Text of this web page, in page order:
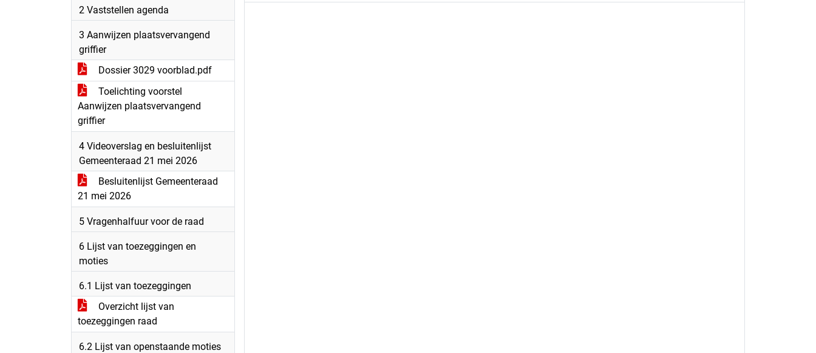
2 Vaststellen agenda
3 Aanwijzen plaatsvervangend
griffier
Dossier 3029 voorblad.pdf
Toelichting voorstel
Aanwijzen plaatsvervangend
griffier
4 Videoverslag en besluitenlijst
Gemeenteraad 21 mei 2026
Besluitenlijst Gemeenteraad
21 mei 2026
5 Vragenhalfuur voor de raad
6 Lijst van toezeggingen en
moties
6.1 Lijst van toezeggingen
Overzicht lijst van
toezeggingen raad
6.2 Lijst van openstaande moties